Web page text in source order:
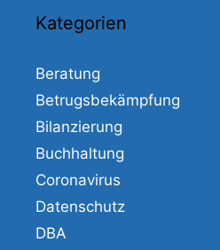
Kategorien
Beratung
Betrugsbekämpfung
Bilanzierung
Buchhaltung
Coronavirus
Datenschutz
DBA